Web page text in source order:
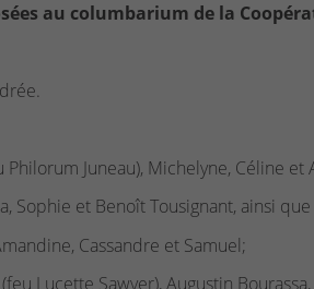
au columbarium de la
Juneau), Michelyne, Céline et
Sophie et Benoît Tousignant, ainsi
Cassandre et Samuel;
Lucette Sawyer), Augustin